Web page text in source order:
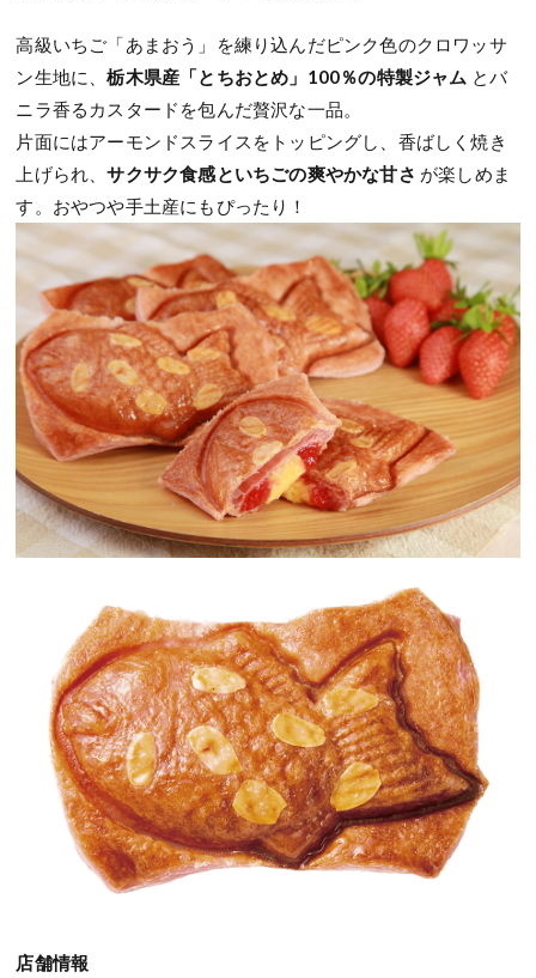
高級いちご「あまおう」を練り込んだピンク色のクロワッサ
ン生地に、栃木県産「とちおとめ」100％の特製ジャム とバ
ニラ香るカスタードを包んだ贅沢な一品。
片面にはアーモンドスライスをトッピングし、香ばしく焼き
上げられ、サクサク食感といちごの爽やかな甘さ が楽しめま
す。おやつや手土産にもぴったり！
店舗情報